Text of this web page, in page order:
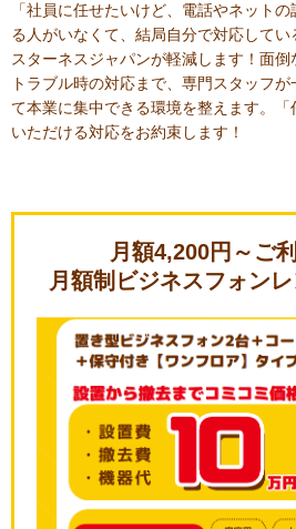
「社員に任せたいけど、電話やネット
る人がいなくて、結局自分で対応して
スターネスジャパンが軽減します！面倒
トラブル時の対応まで、専門スタッフ
て本業に集中できる環境を整えます。
いただける対応をお約束します！
月額4,200円～ご
月額制ビジネスフォン